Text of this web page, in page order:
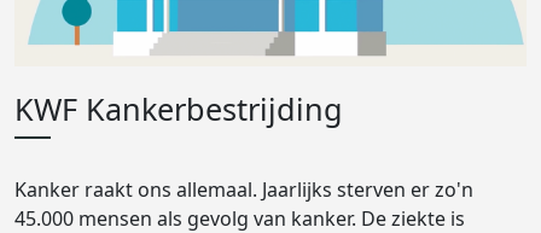
KWF Kankerbestrijding
Kanker raakt ons allemaal. Jaarlijks sterven er zo'n
45.000 mensen als gevolg van kanker. De ziekte is